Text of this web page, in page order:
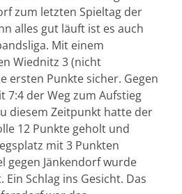
zum letzten Spieltag der
alles gut läuft ist es auch
Mit einem
Wiednitz 3 (nicht
ersten Punkte sicher. Gegen
7:4 der Weg zum Aufstieg
diesem Zeitpunkt hatte der
12 Punkte geholt und
mit 3 Punkten
gegen Jänkendorf wurde
Schlag ins Gesicht. Das